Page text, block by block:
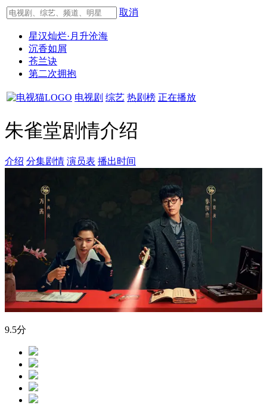
取消
星汉灿烂·月升沧海
沉香如屑
苍兰诀
第二次拥抱
电视剧 综艺 热剧榜 正在播放
朱雀堂剧情介绍
介绍 分集剧情 演员表 播出时间
9.5分